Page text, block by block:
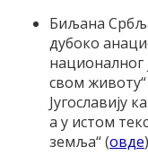
Биљана
дубоко
националног
свом животу“
Југославију
а у истом
земља“ (овде